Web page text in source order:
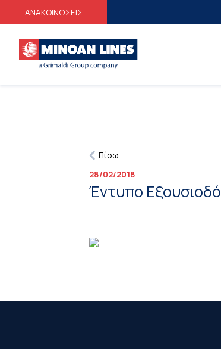
ΑΝΑΚΟΙΝΩΣΕΙΣ
Πίσω
28/02/2018
Έντυπο